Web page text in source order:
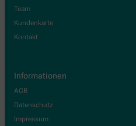
Team
Kundenkarte
Kontakt
Informationen
AGB
Datenschutz
Impressum